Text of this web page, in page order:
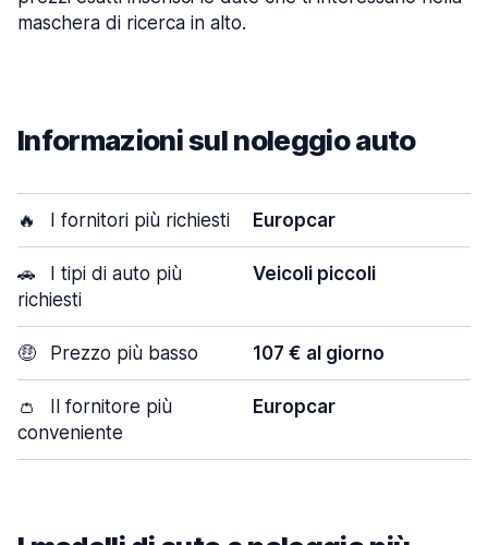
maschera di ricerca in alto.
Informazioni sul noleggio auto
🔥 I fornitori più richiesti Europcar
🚗
I tipi di auto più
richiesti
Veicoli piccoli
🤑 Prezzo più basso 107 € al giorno
👛
Il fornitore più
conveniente
Europcar